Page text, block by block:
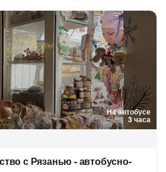
На автобусе
3 часа
с Рязанью - автобусно-